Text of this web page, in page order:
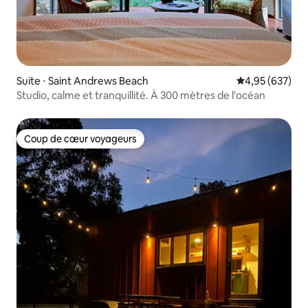
Suite ⋅ Saint Andrews Beach Évaluation
4,95 (637)
Studio, calme et tranquillité. À 300 mètres de l'océan
Coup de cœur voyageurs
Coup de cœur voyageurs